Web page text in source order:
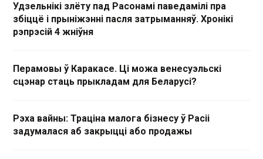
Удзельнікі злёту пад Расонамі паведамілі пра
збіццё і прыніжэнні пасля затрыманняў. Хронікі
рэпрэсій 4 жніўня
Перамовы ў Каракасе. Ці можа венесуэльскі
сцэнар стаць прыкладам для Беларусі?
Рэха вайны: Траціна малога бізнесу ў Расіі
задумалася аб закрыцці або продажы